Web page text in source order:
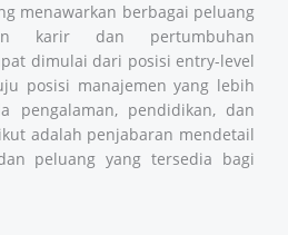
menawarkan berbagai peluang
karir dan pertumbuhan
dimulai dari posisi entry-level
posisi manajemen yang lebih
pengalaman, pendidikan, dan
adalah penjabaran mendetail
peluang yang tersedia bagi